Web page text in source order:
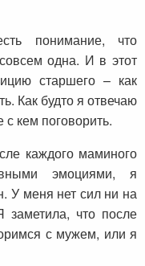
понимание, что
одна. И в этот
старшего – как
Как будто я отвечаю
с кем поговорить.
каждого маминого
эмоциями, я
У меня нет сил ни на
что после
с мужем, или я